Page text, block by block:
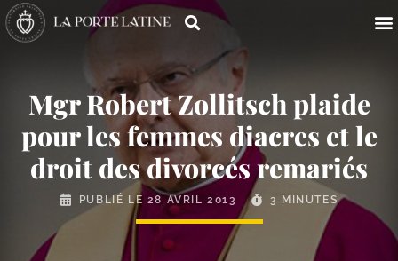
Mgr Robert Zollitsch plaide
pour les femmes diacres et le
droit des divorcés remariés
PUBLIÉ LE 28 AVRIL 2013 3 MINUTES